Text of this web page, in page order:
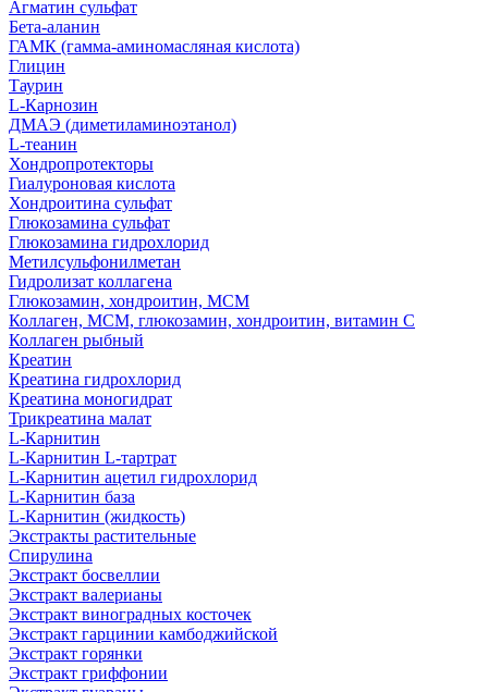
Агматин cульфат
Бета-аланин
ГАМК (гамма-аминомасляная кислота)
Глицин
Таурин
L-Карнозин
ДМАЭ (диметиламиноэтанол)
L-теанин
Хондропротекторы
Гиалуроновая кислота
Хондроитина сульфат
Глюкозамина сульфат
Глюкозамина гидрохлорид
Метилсульфонилметан
Гидролизат коллагена
Глюкозамин, хондроитин, МСМ
Коллаген, МСМ, глюкозамин, хондроитин, витамин С
Коллаген рыбный
Креатин
Креатина гидрохлорид
Креатина моногидрат
Трикреатина малат
L-Карнитин
L-Карнитин L-тартрат
L-Карнитин ацетил гидрохлорид
L-Карнитин база
L-Карнитин (жидкость)
Экстракты растительные
Спирулина
Экстракт босвеллии
Экстракт валерианы
Экстракт виноградных косточек
Экстракт гарцинии камбоджийской
Экстракт горянки
Экстракт гриффонии